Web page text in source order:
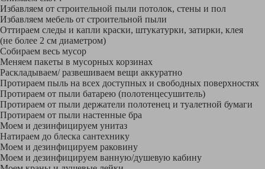
Избавляем от строительной пыли потолок, стены и пол
Избавляем мебель от строительной пыли
Оттираем следы и капли краски, штукатурки, затирки, клея
(не более 2 см диаметром)
Собираем весь мусор
Меняем пакеты в мусорных корзинах
Раскладываем/ развешиваем вещи аккуратно
Протираем пыль на всех доступных и свободных поверхностях
Протираем от пыли батарею (полотенцесушитель)
Протираем от пыли держатели полотенец и туалетной бумаги
Протираем от пыли настенные бра
Моем и дезинфицируем унитаз
Натираем до блеска сантехнику
Моем и дезинфицируем раковину
Моем и дезинфицируем ванную/душевую кабину